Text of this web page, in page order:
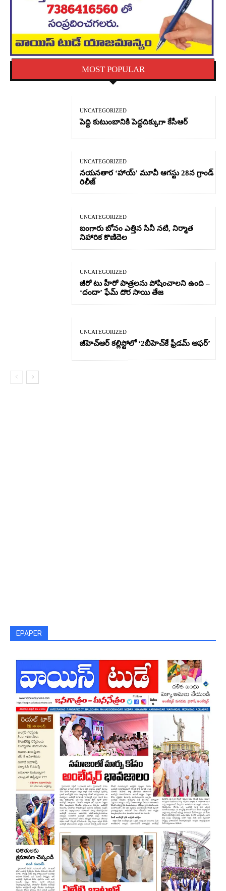
MOST POPULAR
UNCATEGORIZED
పెద్ది కుటుంబానికి పెద్దదిక్కుగా కేసీఆర్
UNCATEGORIZED
నయనతార ‘హాయ్’ మూవీ ఆగస్టు 28న గ్రాండ్
రిలీజ్
UNCATEGORIZED
బంగారు బోనం ఎత్తిన సినీ నటి, నిర్మాత
నిహారిక కొణిదెల
UNCATEGORIZED
జీరో టు హీరో పాత్రలను పోషించాలని ఉంది –
‘దందా’ ఫేమ్ దొర సాయి తేజ
UNCATEGORIZED
జీహెచ్ఆర్‌ కల్లిస్టోలో ‘2బీహెచ్‌కే ఫ్రీడమ్ ఆఫర్’
EPAPER